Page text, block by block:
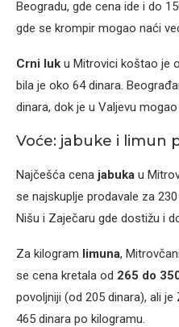
Beogradu, gde cena ide i do
gde se krompir mogao naći
Crni luk u Mitrovici koštao je
bila je oko 64 dinara.
dinara, dok je u Valjevu
Voće: jabuke i limun
Najčešća cena jabuka u
se najskuplje prodavale za
Nišu i Zaječaru gde dostižu i
Za kilogram limuna,
se cena kretala od 265 do
povoljniji (od 205 dinara), ali
465 dinara po kilogramu.